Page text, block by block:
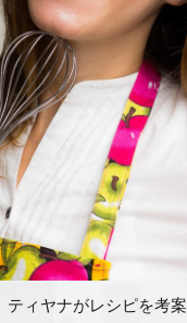
ティヤナがレシピを考案